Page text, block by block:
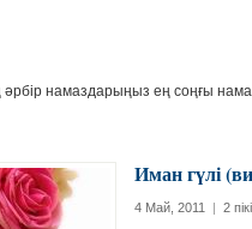
әрбір намаздарыңыз ең соңғы
Иман гүлі
4 Май, 2011 | 2